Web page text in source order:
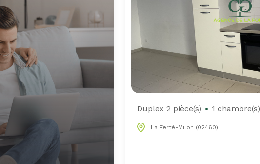
Duplex 2 pièce(s) 1 chambre(s)
La Ferté-Milon (02460)